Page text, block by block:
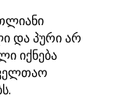
და პური არ
იქნება